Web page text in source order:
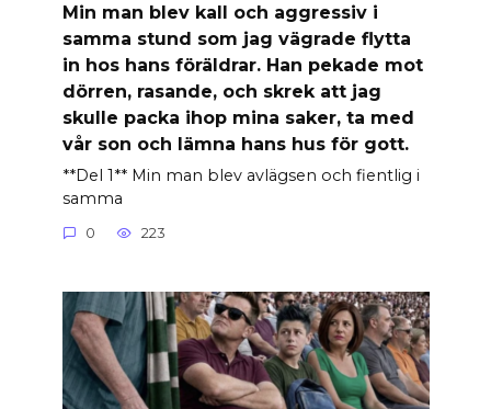
Min man blev kall och aggressiv i
samma stund som jag vägrade flytta
in hos hans föräldrar. Han pekade mot
dörren, rasande, och skrek att jag
skulle packa ihop mina saker, ta med
vår son och lämna hans hus för gott.
**Del 1** Min man blev avlägsen och fientlig i
samma
0 223